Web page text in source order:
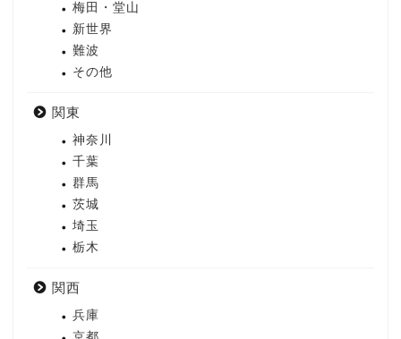
梅田・堂山
新世界
難波
その他
関東
神奈川
千葉
群馬
茨城
埼玉
栃木
関西
兵庫